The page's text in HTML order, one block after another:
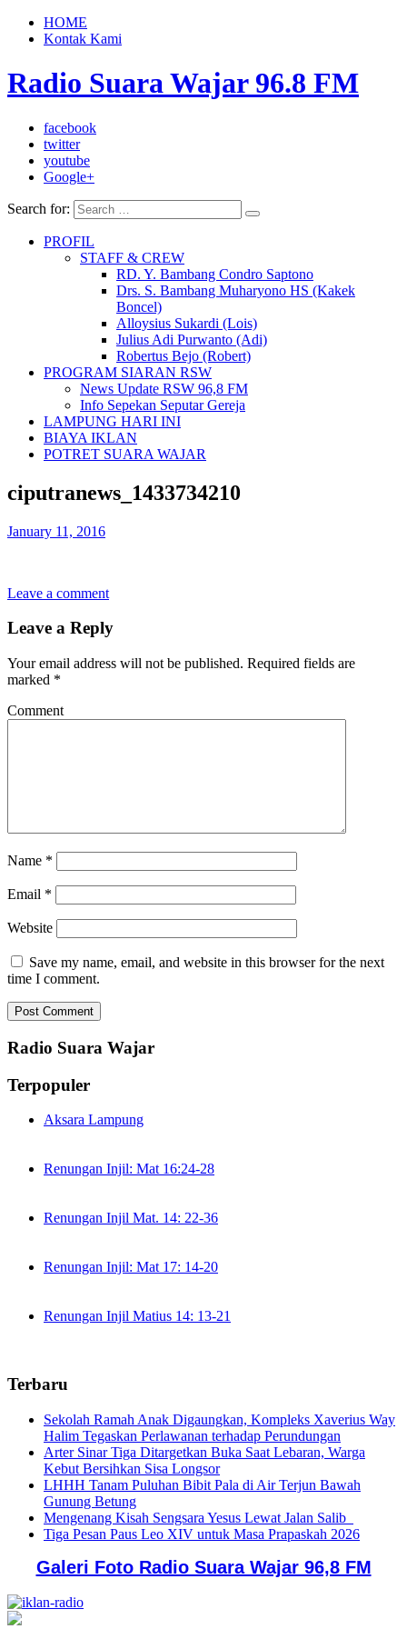
HOME
Kontak Kami
Radio Suara Wajar 96.8 FM
facebook
twitter
youtube
Google+
Search for:
PROFIL
STAFF & CREW
RD. Y. Bambang Condro Saptono
Drs. S. Bambang Muharyono HS (Kakek
Boncel)
Alloysius Sukardi (Lois)
Julius Adi Purwanto (Adi)
Robertus Bejo (Robert)
PROGRAM SIARAN RSW
News Update RSW 96,8 FM
Info Sepekan Seputar Gereja
LAMPUNG HARI INI
BIAYA IKLAN
POTRET SUARA WAJAR
ciputranews_1433734210
January 11, 2016
Leave a comment
Leave a Reply
Your email address will not be published. Required fields are
marked *
Comment
Name *
Email *
Website
Save my name, email, and website in this browser for the next
time I comment.
Radio Suara Wajar
Terpopuler
Aksara Lampung
Renungan Injil: Mat 16:24-28
Renungan Injil Mat. 14: 22-36
Renungan Injil: Mat 17: 14-20
Renungan Injil Matius 14: 13-21
Terbaru
Sekolah Ramah Anak Digaungkan, Kompleks Xaverius Way
Halim Tegaskan Perlawanan terhadap Perundungan
Arter Sinar Tiga Ditargetkan Buka Saat Lebaran, Warga
Kebut Bersihkan Sisa Longsor
LHHH Tanam Puluhan Bibit Pala di Air Terjun Bawah
Gunung Betung
Mengenang Kisah Sengsara Yesus Lewat Jalan Salib
Tiga Pesan Paus Leo XIV untuk Masa Prapaskah 2026
Galeri Foto Radio Suara Wajar 96,8 FM